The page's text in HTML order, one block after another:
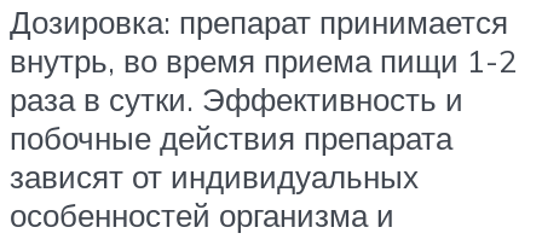
Дозировка: препарат принимается
внутрь, во время приема пищи 1-2
раза в сутки. Эффективность и
побочные действия препарата
зависят от индивидуальных
особенностей организма и